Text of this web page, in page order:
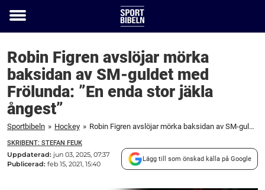
Toggle
Robin Figren avslöjar mörka
baksidan av SM-guldet med
Frölunda: ”En enda stor jäkla
ångest”
Sportbibeln » Hockey » Robin Figren avslöjar mörka baksidan av SM-guldet med Frölunda: "En enda stor jäkla ångest"
SKRIBENT: STEFAN FEUK
Uppdaterad: jun 03, 2025, 07:37
Publicerad: feb 15, 2021, 15:40
Lägg till som önskad källa på Google